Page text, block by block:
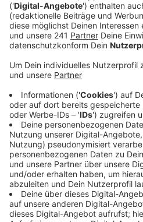
1957 gibt.
Veröffentlicht:Dienstag,
In NRW befragt das
diesem Jahr insgesamt
es 290 sogenannte
Durchschnitt bekommen in
neun Haushalte die Fragen
Kreis sind es mehr als 400
Haushalte.
Anzeige